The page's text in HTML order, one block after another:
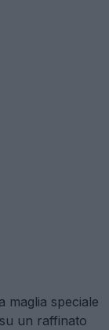
maglia speciale
un raffinato